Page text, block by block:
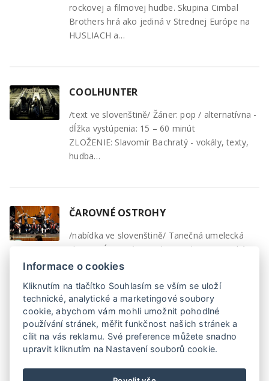
rockovej a filmovej hudbe. Skupina Cimbal
Brothers hrá ako jediná v Strednej Európe na
HUSLIACH a…
COOLHUNTER
/text ve slovenštině/ Žáner: pop / alternatívna -
dĺžka vystúpenia: 15 – 60 minút
ZLOŽENIE: Slavomír Bachratý - vokály, texty,
hudba…
ČAROVNÉ OSTROHY
/nabídka ve slovenštině/ Tanečná umelecká
skupina Ćarovné Ostrohy, predstavuje unikátne
teleso, ktoré sa svojou úžasnou dynamikou
1 2 3 4 5
Informace o cookies
Kliknutím na tlačítko Souhlasím se vším se uloží
technické, analytické a marketingové soubory
cookie, abychom vám mohli umožnit pohodlné
používání stránek, měřit funkčnost našich stránek a
cílit na vás reklamu. Své preference můžete snadno
upravit kliknutím na Nastavení souborů cookie.